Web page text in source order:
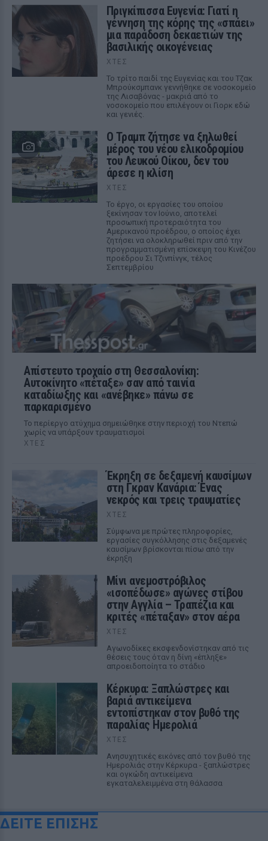
Πριγκίπισσα Ευγενία: Γιατί η
γέννηση της κόρης της «σπάει»
μια παράδοση δεκαετιών της
βασιλικής οικογένειας
ΧΤΕΣ
Το τρίτο παιδί της Ευγενίας και του Τζακ
Μπρούκσμπανκ γεννήθηκε σε νοσοκομείο
της Λισαβόνας - μακριά από το
νοσοκομείο που επιλέγουν οι Γιορκ εδώ
και γενιές.
Ο Τραμπ ζήτησε να ξηλωθεί
μέρος του νέου ελικοδρομίου
του Λευκού Οίκου, δεν του
άρεσε η κλίση
ΧΤΕΣ
Το έργο, οι εργασίες του οποίου
ξεκίνησαν τον Ιούνιο, αποτελεί
προσωπική προτεραιότητα του
Αμερικανού προέδρου, ο οποίος έχει
ζητήσει να ολοκληρωθεί πριν από την
προγραμματισμένη επίσκεψη του Κινέζου
προέδρου Σι Τζινπίνγκ, τέλος
Σεπτεμβρίου
Απίστευτο τροχαίο στη Θεσσαλονίκη:
Αυτοκίνητο «πέταξε» σαν από ταινία
καταδίωξης και «ανέβηκε» πάνω σε
παρκαρισμένο
Το περίεργο ατύχημα σημειώθηκε στην περιοχή του Ντεπώ
χωρίς να υπάρξουν τραυματισμοί
ΧΤΕΣ
Έκρηξη σε δεξαμενή καυσίμων
στη Γκραν Κανάρια: Ένας
νεκρός και τρεις τραυματίες
ΧΤΕΣ
Σύμφωνα με πρώτες πληροφορίες,
εργασίες συγκόλλησης στις δεξαμενές
καυσίμων βρίσκονται πίσω από την
έκρηξη
Μίνι ανεμοστρόβιλος
«ισοπέδωσε» αγώνες στίβου
στην Αγγλία – Τραπέζια και
κριτές «πέταξαν» στον αέρα
ΧΤΕΣ
Αγωνοδίκες εκσφενδονίστηκαν από τις
θέσεις τους όταν η δίνη «έπληξε»
απροειδοποίητα το στάδιο
Κέρκυρα: Ξαπλώστρες και
βαριά αντικείμενα
εντοπίστηκαν στον βυθό της
παραλίας Ημερολιά
ΧΤΕΣ
Ανησυχητικές εικόνες από τον βυθό της
Ημερολιάς στην Κέρκυρα - ξαπλώστρες
και ογκώδη αντικείμενα
εγκαταλελειμμένα στη θάλασσα
ΔΕΙΤΕ ΕΠΙΣΗΣ